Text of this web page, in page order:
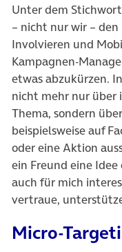
Unter dem
– nicht nur wir –
Involvieren und
Kampagnen-
etwas abzukürzen.
nicht mehr nur über
Thema, sondern
beispielsweise auf
oder eine Aktion
ein Freund eine
auch für mich
vertraue,
Micro-